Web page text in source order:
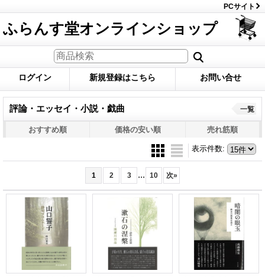
PCサイト
ふらんす堂オンラインショップ
ログイン 新規登録はこちら お問い合せ
評論・エッセイ・小説・戯曲 一覧
おすすめ順 価格の安い順 売れ筋順
表示件数:
1 2 3 ... 10 次»